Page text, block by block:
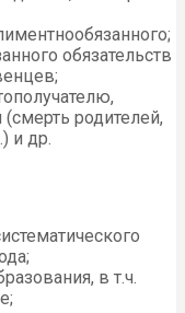
обязательств
родителей,
и др.
в т.ч.